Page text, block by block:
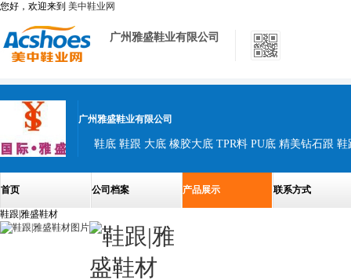
您好，欢迎来到 美中鞋业网
广州雅盛鞋业有限公司
广州雅盛鞋业有限公司
鞋底 鞋跟 大底 橡胶大底 TPR料 PU底 精美钻石跟 鞋
首页 公司档案 产品展示 联系方式
鞋跟|雅盛鞋材